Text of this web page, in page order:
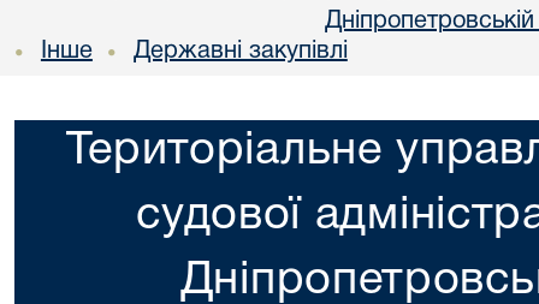
• Інше • Державні закупівлі
Територіальне
судової